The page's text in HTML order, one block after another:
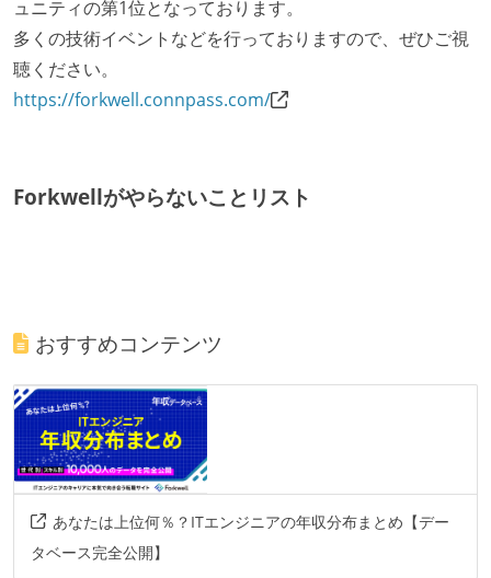
ュニティの第1位となっております。
多くの技術イベントなどを行っておりますので、ぜひご視
聴ください。
https://forkwell.connpass.com/
Forkwellがやらないことリスト
おすすめコンテンツ
あなたは上位何％？ITエンジニアの年収分布まとめ【デー
タベース完全公開】